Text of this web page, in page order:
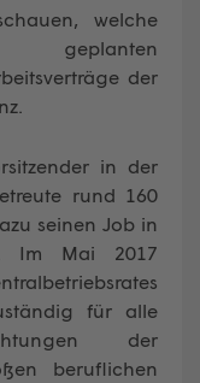
welche
der
in der
rund 160
seinen Job in
Im Mai 2017
für alle
der
beruflichen